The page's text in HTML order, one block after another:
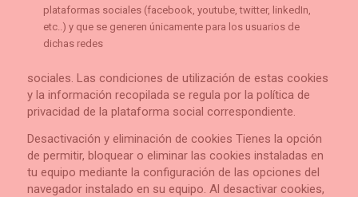
plataformas sociales (facebook, youtube, twitter, linkedIn,
etc..) y que se generen únicamente para los usuarios de
dichas redes
sociales. Las condiciones de utilización de estas cookies
y la información recopilada se regula por la política de
privacidad de la plataforma social correspondiente.
Desactivación y eliminación de cookies Tienes la opción
de permitir, bloquear o eliminar las cookies instaladas en
tu equipo mediante la configuración de las opciones del
navegador instalado en su equipo. Al desactivar cookies,